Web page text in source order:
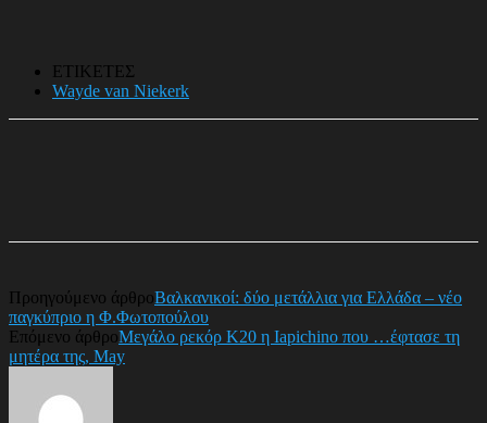
ΕΤΙΚΕΤΕΣ
Wayde van Niekerk
Προηγούμενο άρθροΒαλκανικοί: δύο μετάλλια για Ελλάδα – νέο
παγκύπριο η Φ.Φωτοπούλου
Επόμενο άρθροΜεγάλο ρεκόρ Κ20 η Iapichino που …έφτασε τη
μητέρα της, May